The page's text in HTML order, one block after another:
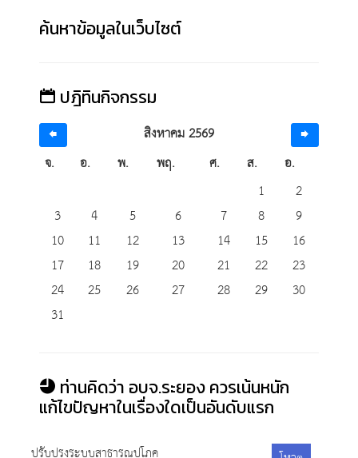
ค้นหาข้อมูลในเว็บไซต์
ปฎิทินกิจกรรม
สิงหาคม 2569
จ.
อ. พ. พฤ. ศ. ส.
อ.
1
2
3
4 5 6 7 8
9
10
11 12 13 14 15
16
17
18 19 20 21 22
23
24
25 26 27 28 29
30
31
ท่านคิดว่า อบจ.ระยอง ควรเน้นหนัก
แก้ไขปัญหาในเรื่องใดเป็นอันดับแรก